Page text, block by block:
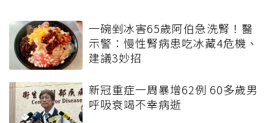
一碗剉冰害65歲阿伯急洗腎！醫
示警：慢性腎病患吃冰藏4危機、
建議3妙招
新冠重症一周暴增62例 60多歲男
呼吸衰竭不幸病逝